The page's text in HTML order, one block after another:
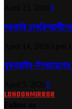
0
সরকারি
যুক্তরাষ্ট্র-
0
LONDONMIRROR